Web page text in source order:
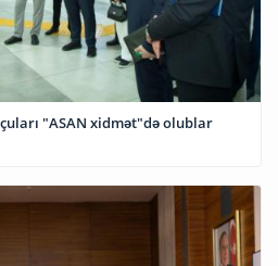
"ASAN xidmət"də olublar